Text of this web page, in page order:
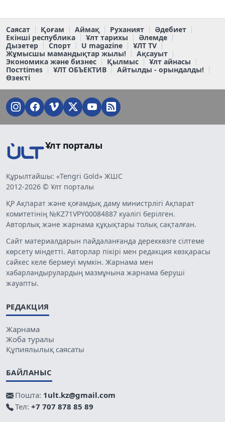
Саясат Қоғам Аймақ Руханият
Әдебиет
Екінші республика
Ұлт тарихы
Әлемде
Дызетер
Спорт U magazine
ҰЛТ TV
Жұмысшы мамандықтар жылы!
Ақсауыт
Экономика және бизнес
Қылмыс
Ұлт айнасы
Постtimes
ҰЛТ ОБЪЕКТИВ
Айтылды - орындалды!
Өзекті
Ұлт порталы
Құрылтайшы: «Tengri Gold» ЖШС
2012-2026 © Ұлт порталы
ҚР Ақпарат және қоғамдық даму министрлігі Ақпарат
комитетінің №KZ71VPY00084887 куәлігі берілген.
Авторлық және жарнама құқықтары толық сақталған.
Сайт материалдарын пайдаланғанда дереккөзге сілтеме
көрсету міндетті. Авторлар пікірі мен редакция көзқарасы
сәйкес келе бермеуі мүмкін. Жарнама мен
хабарландырулардың мазмұнына жарнама беруші
жауапты.
РЕДАКЦИЯ
Жарнама
Жоба туралы
Құпиялылық саясаты
БАЙЛАНЫС
Пошта: 1ult.kz@gmail.com
Тел: +7 707 878 85 89